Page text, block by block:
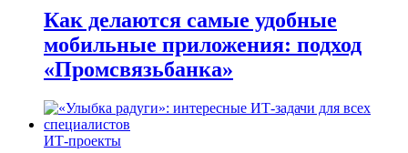
Как делаются самые удобные
мобильные приложения: подход
«Промсвязьбанка»
ИТ-проекты